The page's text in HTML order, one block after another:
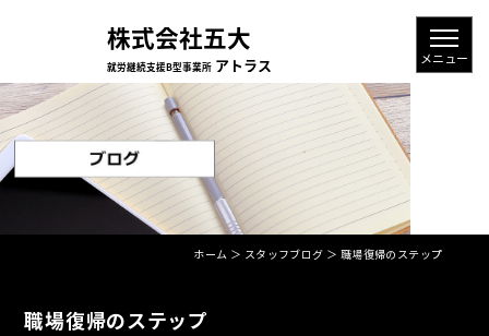
ホーム ＞ スタッフブログ ＞ 職場復帰のステップ
職場復帰のステップ